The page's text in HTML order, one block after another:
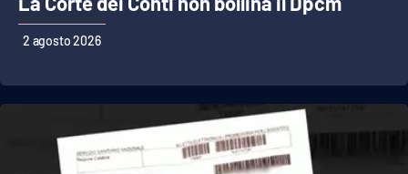
PROGETTI
SPECIALI
CALABRIAVISIONE
2 agosto 2026